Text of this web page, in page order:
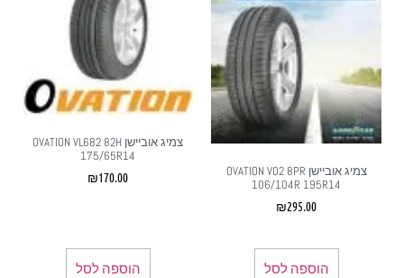
צמיג אוביישן OVATION V02 8PR
106/104R 195R14
₪295.00
הוספה לסל
צמיג אוביישן OVATION VL682 82H
175/65R14
₪170.00
הוספה לסל